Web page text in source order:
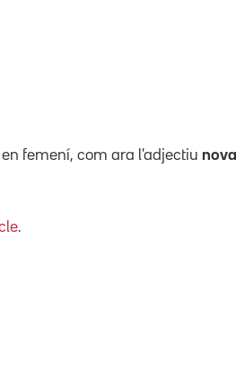
femení, com ara l'adjectiu nova
.